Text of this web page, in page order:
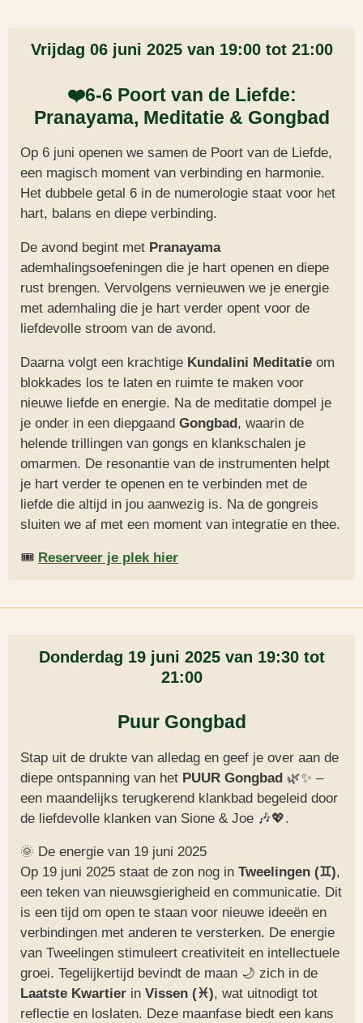
Vrijdag 06 juni 2025 van 19:00 tot 21:00
❤️6-6 Poort van de Liefde:
Pranayama, Meditatie & Gongbad
Op 6 juni openen we samen de Poort van de Liefde,
een magisch moment van verbinding en harmonie.
Het dubbele getal 6 in de numerologie staat voor het
hart, balans en diepe verbinding.
De avond begint met Pranayama
ademhalingsoefeningen die je hart openen en diepe
rust brengen. Vervolgens vernieuwen we je energie
met ademhaling die je hart verder opent voor de
liefdevolle stroom van de avond.
Daarna volgt een krachtige Kundalini Meditatie om
blokkades los te laten en ruimte te maken voor
nieuwe liefde en energie. Na de meditatie dompel je
je onder in een diepgaand Gongbad, waarin de
helende trillingen van gongs en klankschalen je
omarmen. De resonantie van de instrumenten helpt
je hart verder te openen en te verbinden met de
liefde die altijd in jou aanwezig is. Na de gongreis
sluiten we af met een moment van integratie en thee.
🎟️ Reserveer je plek hier
Donderdag 19 juni 2025 van 19:30 tot
21:00
Puur Gongbad
Stap uit de drukte van alledag en geef je over aan de
diepe ontspanning van het PUUR Gongbad 🌿✨ –
een maandelijks terugkerend klankbad begeleid door
de liefdevolle klanken van Sione & Joe 🎶💖.
🌞 De energie van 19 juni 2025
Op 19 juni 2025 staat de zon nog in Tweelingen (♊),
een teken van nieuwsgierigheid en communicatie. Dit
is een tijd om open te staan voor nieuwe ideeën en
verbindingen met anderen te versterken. De energie
van Tweelingen stimuleert creativiteit en intellectuele
groei. Tegelijkertijd bevindt de maan 🌙 zich in de
Laatste Kwartier in Vissen (♓), wat uitnodigt tot
reflectie en loslaten. Deze maanfase biedt een kans